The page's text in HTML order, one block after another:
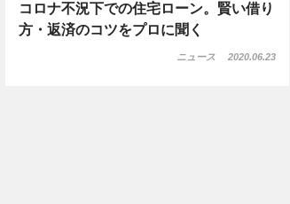
コロナ不況下での住宅ローン。賢い借り
方・返済のコツをプロに聞く
ニュース 2020.06.23